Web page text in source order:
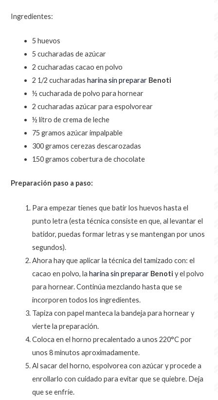
Ingredientes:
5 huevos
5 cucharadas de azúcar
2 cucharadas cacao en polvo
2 1/2 cucharadas harina sin preparar Benoti
½ cucharada de polvo para hornear
2 cucharadas azúcar para espolvorear
½ litro de crema de leche
75 gramos azúcar impalpable
300 gramos cerezas descarozadas
150 gramos cobertura de chocolate
Preparación paso a paso:
Para empezar tienes que batir los huevos hasta el
punto letra (esta técnica consiste en que, al levantar el
batidor, puedas formar letras y se mantengan por unos
segundos).
Ahora hay que aplicar la técnica del tamizado con: el
cacao en polvo, laharina sin preparar Benotiy el polvo
para hornear. Continúa mezclando hasta que se
incorporen todos los ingredientes.
Tapiza con papel manteca la bandeja para hornear y
vierte la preparación.
Coloca en el horno precalentado a unos 220°C por
unos 8 minutos aproximadamente.
Al sacar del horno, espolvorea con azúcar y procede a
enrollarlo con cuidado para evitar que se quiebre. Deja
que se enfríe.